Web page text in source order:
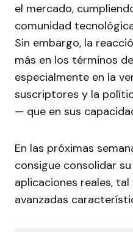
el mercado,
comunidad
Sin embargo, la
más en los términos
especialmente en la
suscriptores y la
— que en sus
En las próximas
consigue consolidar
aplicaciones reales,
avanzadas